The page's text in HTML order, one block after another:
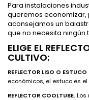
Para instalaciones
queremos economizar,
aconsejamos un
que no necesita ningún
ELIGE EL
CULTIVO:
REFLECTOR LISO O
económicos, el estuco es
REFLECTOR COOLTUBE.Los